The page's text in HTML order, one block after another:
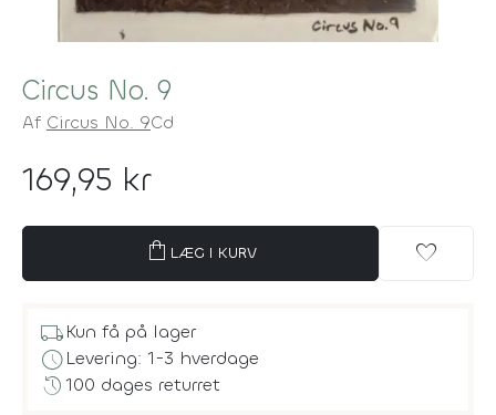
Circus No. 9
Af Circus No. 9Cd
169,95 kr
shopping_bag LÆG I KURV favorite
local_shippingKun få på lager
scheduleLevering: 1-3 hverdage
history100 dages returret